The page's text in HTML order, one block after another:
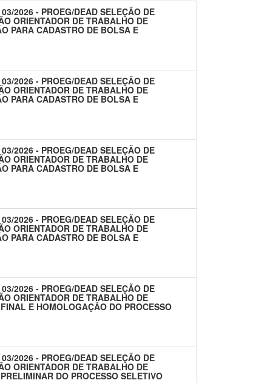
2026 - PROEG/DEAD SELEÇÃO DE
ORIENTADOR DE TRABALHO DE
PARA CADASTRO DE BOLSA E
2026 - PROEG/DEAD SELEÇÃO DE
ORIENTADOR DE TRABALHO DE
PARA CADASTRO DE BOLSA E
2026 - PROEG/DEAD SELEÇÃO DE
ORIENTADOR DE TRABALHO DE
PARA CADASTRO DE BOLSA E
2026 - PROEG/DEAD SELEÇÃO DE
ORIENTADOR DE TRABALHO DE
PARA CADASTRO DE BOLSA E
2026 - PROEG/DEAD SELEÇÃO DE
ORIENTADOR DE TRABALHO DE
E HOMOLOGAÇÃO DO PROCESSO
2026 - PROEG/DEAD SELEÇÃO DE
ORIENTADOR DE TRABALHO DE
DO PROCESSO SELETIVO